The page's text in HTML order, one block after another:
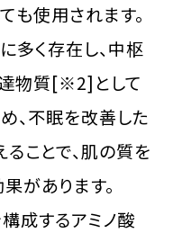
も使用されます。
多く存在し、中枢
物質[※2]として
、不眠を改善した
ことで、肌の質を
があります。
成するアミノ酸